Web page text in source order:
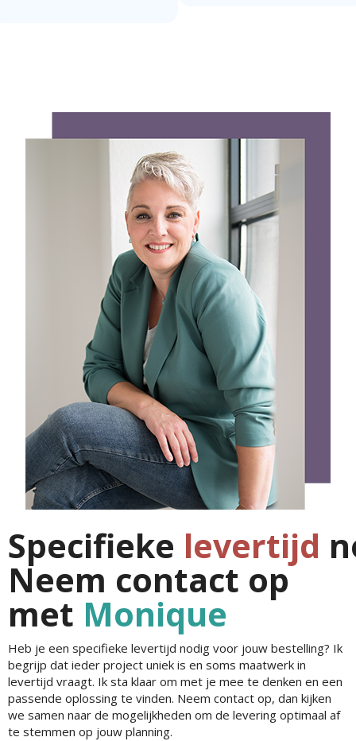
Specifieke levertijd
Neem contact op
met Monique
Heb je een specifieke levertijd nodig voor jouw bestelling? Ik
begrijp dat ieder project uniek is en soms maatwerk in
levertijd vraagt. Ik sta klaar om met je mee te denken en een
passende oplossing te vinden. Neem contact op, dan kijken
we samen naar de mogelijkheden om de levering optimaal af
te stemmen op jouw planning.